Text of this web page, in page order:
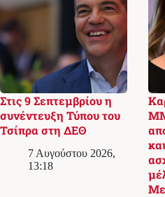
Στις 9 Σεπτεμβρίου η
συνέντευξη Τύπου του
Τσίπρα στη ΔΕΘ
7 Αυγούστου 2026,
13:18